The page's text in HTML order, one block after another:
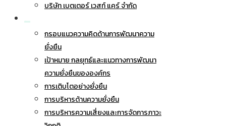
บริษัท เบตเตอร์ เวสท์ แคร์ จำกัด
กรอบแนวความคิดด้านการพัฒนาความ
ยั่งยืน
เป้าหมาย กลยุทธ์และแนวทางการพัฒนา
ความยั่งยืนขององค์กร
การเติบโตอย่างยั่งยืน
การบริหารด้านความยั่งยืน
การบริหารความเสี่ยงและการจัดการภาวะ